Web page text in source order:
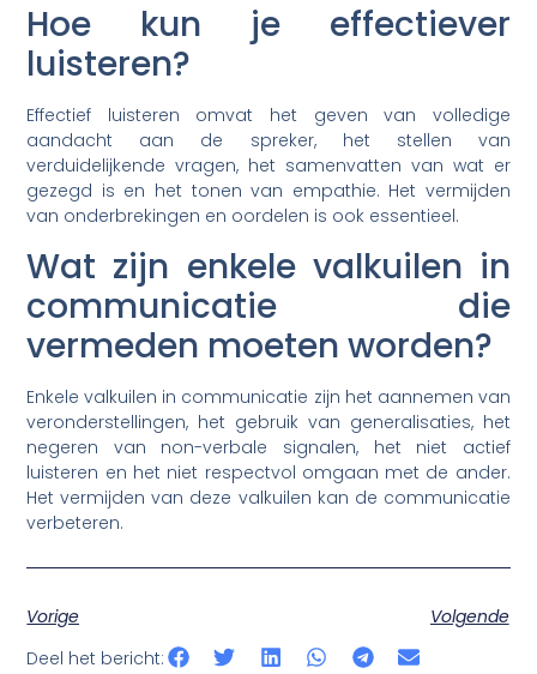
Hoe kun je effectiever
luisteren?
Effectief luisteren omvat het geven van volledige
aandacht aan de spreker, het stellen van
verduidelijkende vragen, het samenvatten van wat er
gezegd is en het tonen van empathie. Het vermijden
van onderbrekingen en oordelen is ook essentieel.
Wat zijn enkele valkuilen in
communicatie die
vermeden moeten worden?
Enkele valkuilen in communicatie zijn het aannemen van
veronderstellingen, het gebruik van generalisaties, het
negeren van non-verbale signalen, het niet actief
luisteren en het niet respectvol omgaan met de ander.
Het vermijden van deze valkuilen kan de communicatie
verbeteren.
Vorige
Volgende
Deel het bericht: